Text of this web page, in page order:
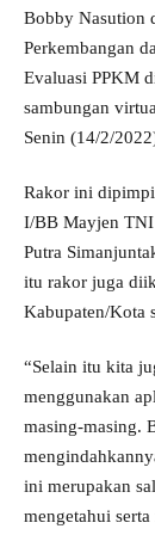
Bobby Nasution
Perkembangan
Evaluasi PPKM
sambungan
Senin (14/2/
Rakor ini
I/BB Mayjen TNI
Putra
itu rakor juga
Kabupaten/Kota
“Selain itu kita
menggunakan
masing-masing.
ini merupakan
mengetahui